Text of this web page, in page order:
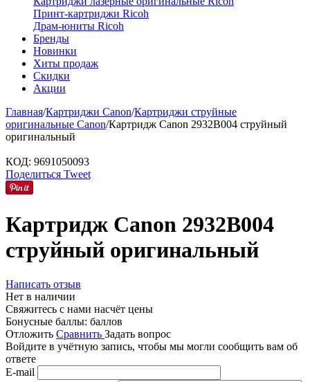
Принт-картриджи Ricoh
Драм-юниты Ricoh
Бренды
Новинки
Хиты продаж
Скидки
Акции
Главная/Картриджи Canon/Картриджи струйные
оригинальные Canon/Картридж Canon 2932B004 струйный
оригинальный
КОД: 9691050093
Поделиться Tweet
Картридж Canon 2932B004
струйный оригинальный
Написать отзыв
Нет в наличии
Свяжитесь с нами насчёт цены
Бонусные баллы: баллов
Отложить Сравнить Задать вопрос
Войдите в учётную запись, чтобы мы могли сообщить вам об
ответе
E-mail